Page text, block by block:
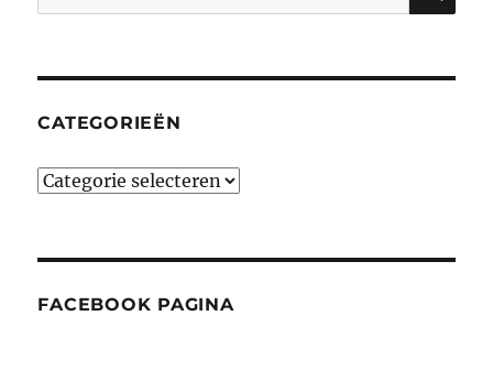
naar:
CATEGORIEËN
Categorieën
FACEBOOK PAGINA